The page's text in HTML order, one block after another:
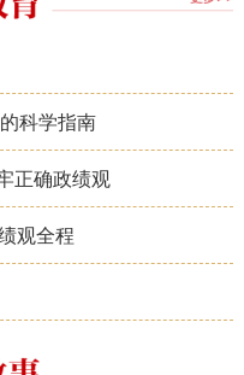
科学指南
正确政绩观
观全程